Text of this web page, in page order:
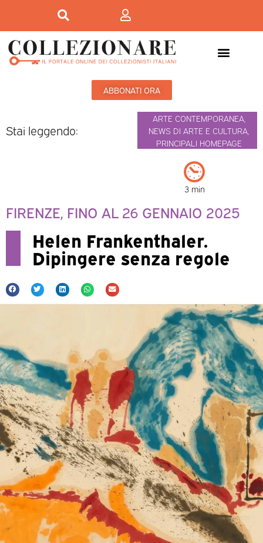
ABBONATI ORA
Stai leggendo:
ARTE CONTEMPORANEA,
NEWS DI ARTE E CULTURA
PRINCIPALI HOMEPAGE
3 min
FIRENZE, FINO AL 26 GENNAIO 2025
Helen Frankenthaler.
Dipingere senza regole